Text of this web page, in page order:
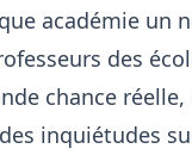
académie un
des
chance
inquiétudes